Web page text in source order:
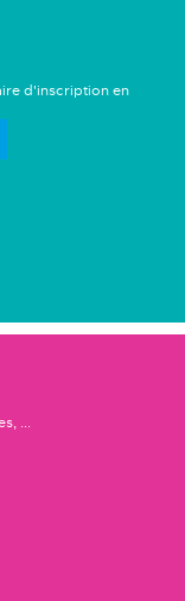
d'inscription en
...